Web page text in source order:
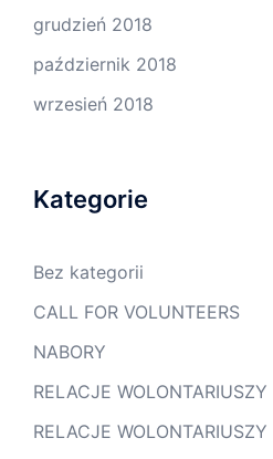
grudzień 2018
październik 2018
wrzesień 2018
Kategorie
Bez kategorii
CALL FOR VOLUNTEERS
NABORY
RELACJE WOLONTARIUSZY
RELACJE WOLONTARIUSZY